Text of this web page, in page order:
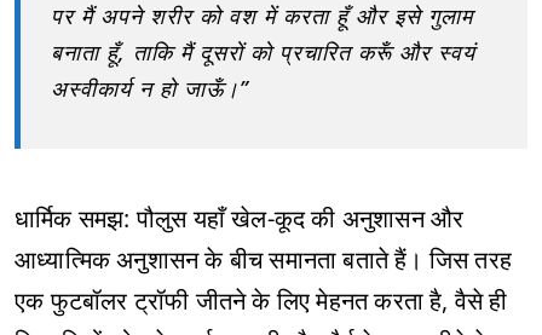
पर मैं अपने शरीर को वश में करता हूँ और इसे गुलाम
बनाता हूँ, ताकि मैं दूसरों को प्रचारित करूँ और स्वयं
अस्वीकार्य न हो जाऊँ।”
धार्मिक समझ: पौलुस यहाँ खेल-कूद की अनुशासन और
आध्यात्मिक अनुशासन के बीच समानता बताते हैं। जिस तरह
एक फुटबॉलर ट्रॉफी जीतने के लिए मेहनत करता है, वैसे ही